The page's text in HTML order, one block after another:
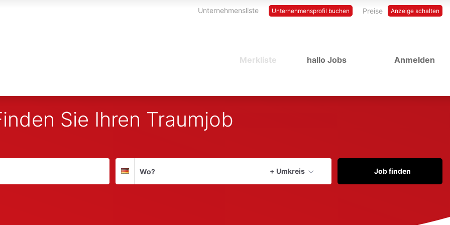
Anzeige schalten
Unternehmensliste Unternehmensprofil buchen Preise
Anmelden
Merkliste hallo Jobs
Sie Ihren Traumjob
Deutschland
+ Umkreis
Aktuellen Ort verwenden
Job finden